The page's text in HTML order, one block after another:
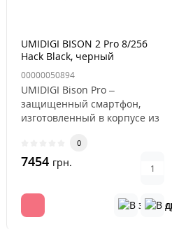
UMIDIGI BISON 2 Pro 8/256
Hack Black, черный
00000050894
UMIDIGI Bison Pro –
защищенный смартфон,
изготовленный в корпусе из
металла. Он ..
0
7454 грн.